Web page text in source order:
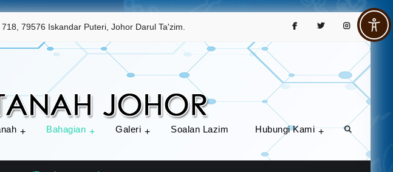
79576 Iskandar Puteri, Johor Darul Ta'zim. FacebookTwitterInstagram
Pejabat Tanah dan
Galian Johor
Menyediakan perkhidmatan
berkaitan urusan tanah,
pendaftaran hak milik, cukai
tanah, serta panduan untuk
orang awam dan agensi.
Bahagian Galeri Soalan Lazim Hubungi Kami Search